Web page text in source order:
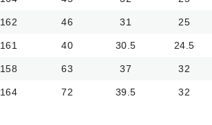
162 46 31 25
161 40 30.5 24.5
158 63 37 32
164 72 39.5 32